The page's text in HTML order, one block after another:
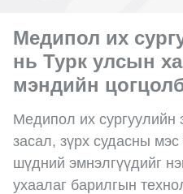
Медипол их
нь Турк улсын
мэндийн
Медипол их сургуулийн
засал, зүрх судасны
шүдний эмнэлгүүдийг
ухаалаг барилгын